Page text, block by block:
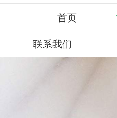
首页
联系我们